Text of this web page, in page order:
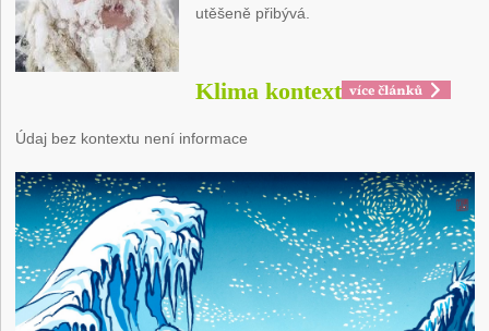
utěšeně přibývá.
Klima kontext
Údaj bez kontextu není informace